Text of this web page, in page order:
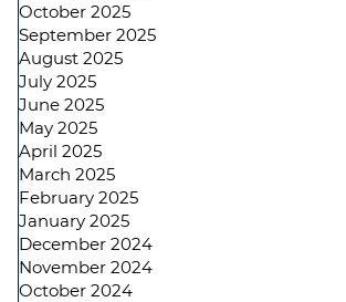
October 2025
September 2025
August 2025
July 2025
June 2025
May 2025
April 2025
March 2025
February 2025
January 2025
December 2024
November 2024
October 2024